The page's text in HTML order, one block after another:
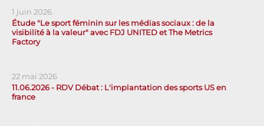
1 juin 2026
Étude "Le sport féminin sur les médias sociaux : de la
visibilité à la valeur" avec FDJ UNITED et The Metrics
Factory
22 mai 2026
11.06.2026 - RDV Débat : L'implantation des sports US en
france